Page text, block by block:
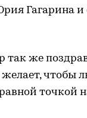
Гагарина и
так же
чтобы
точкой